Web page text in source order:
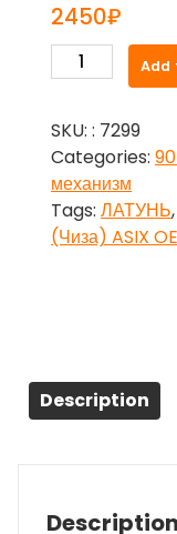
2450₽
Цилиндровый
механизм
(Чиза)
ASIX
OE300-
32.00
(90
Add
SKU: : 7299
Categories:
механизм
Tags: ЛАТУНЬ,
(Чиза) ASIX
Description
Description